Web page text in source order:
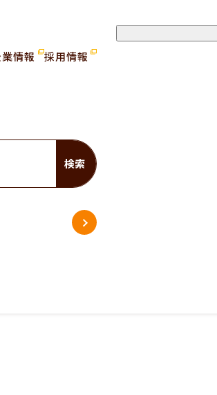
情報 採用情報
検索